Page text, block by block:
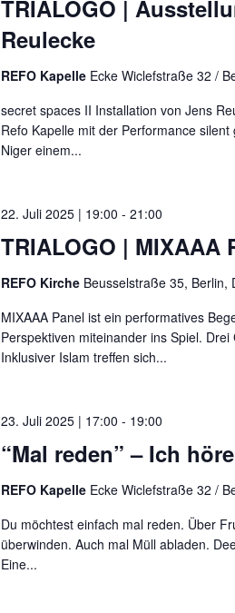
TRIALOGO |
Reulecke
REFO Kapelle Ecke Wiclefstraße 32 /
secret spaces II Installation von Jens
Refo Kapelle mit der Performance
Niger einem...
TRIALOGO |
22. Juli 2025 | 19:00 - 21:00
REFO Kirche Beusselstraße 35, Berlin,
MIXAAA Panel ist ein performatives
Perspektiven miteinander ins Spiel.
Inklusiver Islam treffen sich...
“Mal reden” – Ich
23. Juli 2025 | 17:00 - 19:00
REFO Kapelle Ecke Wiclefstraße 32 /
Du möchtest einfach mal reden. Über
überwinden. Auch mal Müll abladen.
Eine...